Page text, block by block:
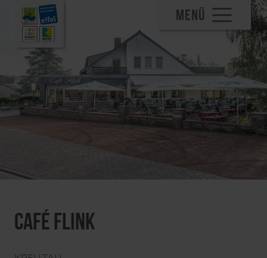
MENÜ
Café Flink